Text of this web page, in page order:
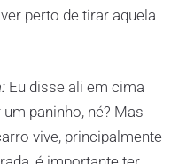
perto de tirar aquela
Eu disse ali em cima
paninho, né? Mas
vive, principalmente